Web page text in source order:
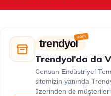
trendyol
Trendyol’da da
Censan Endüstriyel
sitemizin yanında
üzerinden de